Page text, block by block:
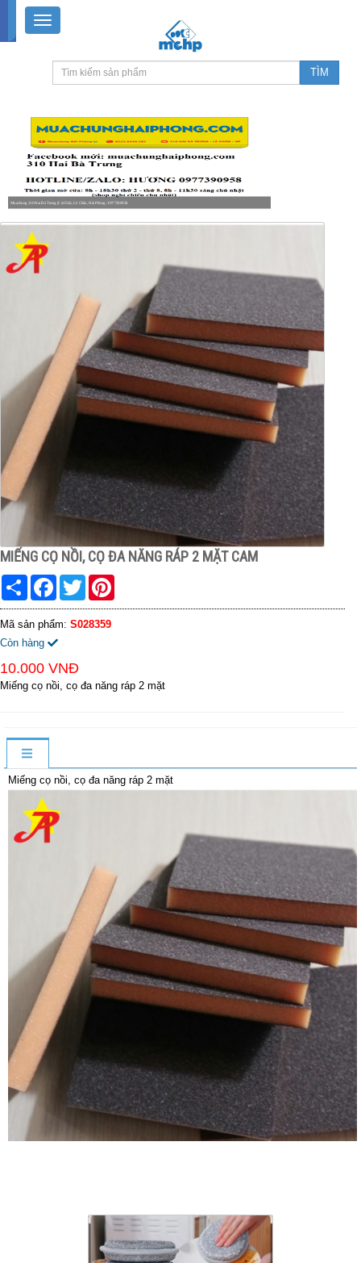
Muachung 310 Hai Bà Trưng (Cát Dài), Lê Chân, Hải Phòng / 0977390958
MIẾNG CỌ NỒI, CỌ ĐA NĂNG RÁP 2 MẶT CAM
Share FacebookTwitter
Mã sản phẩm: S028359
Còn hàng
10.000 VNĐ
Miếng cọ nồi, cọ đa năng ráp 2 mặt
Miếng cọ nồi, cọ đa năng ráp 2 mặt